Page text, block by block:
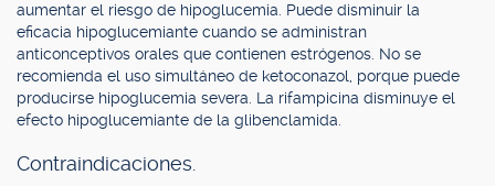
aumentar el riesgo de hipoglucemia. Puede disminuir la
eficacia hipoglucemiante cuando se administran
anticonceptivos orales que contienen estrógenos. No se
recomienda el uso simultáneo de ketoconazol, porque puede
producirse hipoglucemia severa. La rifampicina disminuye el
efecto hipoglucemiante de la glibenclamida.
Contraindicaciones.